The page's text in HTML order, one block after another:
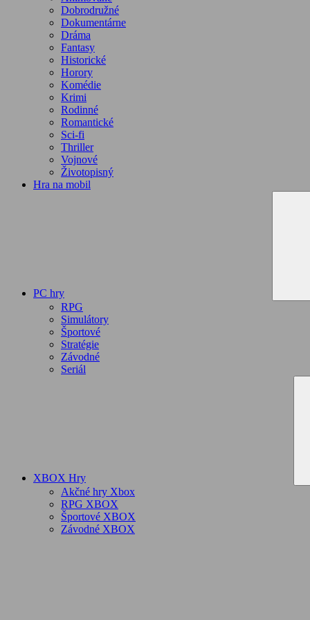
Dobrodružné
Dokumentárne
Dráma
Fantasy
Historické
Horory
Komédie
Krimi
Rodinné
Romantické
Sci-fi
Thriller
Vojnové
Životopisný
Hra na mobil
PC hry
RPG
Simulátory
Športové
Stratégie
Závodné
Seriál
XBOX Hry
Akčné hry Xbox
RPG XBOX
Športové XBOX
Závodné XBOX